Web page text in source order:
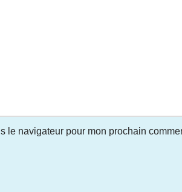
le navigateur pour mon prochain